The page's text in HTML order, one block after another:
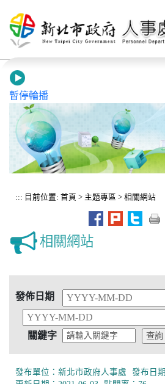
暫停輪播
::: 目前位置: 首頁 > 主題專區 > 相關網站
相關網站
發佈日期
關鍵字
發布單位：新北市政府人事處
發布日